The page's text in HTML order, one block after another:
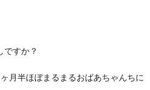
ですか？
月半ほぼまるまるおばあちゃんちに